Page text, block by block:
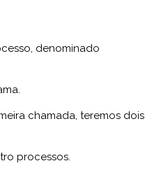
denominado
chamada, teremos dois
processos.